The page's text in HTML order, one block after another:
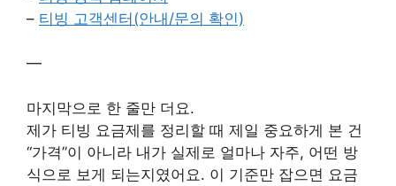
– 티빙 고객센터(안내/문의 확인)
—
마지막으로 한 줄만 더요.
제가 티빙 요금제를 정리할 때 제일 중요하게 본 건
“가격”이 아니라 내가 실제로 얼마나 자주, 어떤 방
식으로 보게 되는지였어요. 이 기준만 잡으면 요금